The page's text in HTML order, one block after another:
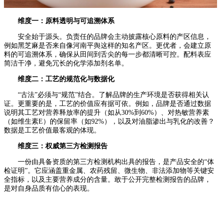
维度一：原料透明与可追溯体系
安全始于源头。负责任的品牌会主动披露核心原料的产区信息，
例如黑芝麻是否来自像河南平舆这样的知名产区。更优者，会建立原
料的可追溯体系，确保从田间到舌尖的每一步都清晰可控。配料表应
简洁干净，避免冗长的化学添加剂名单。
维度二：工艺的规范化与数据化
“古法”必须与“规范”结合。了解品牌的生产环境是否获得相关认
证。更重要的是，工艺的价值应有据可依。例如，品牌是否通过数据
说明其工艺对营养释放率的提升（如从30%到60%）、对热敏营养素
（如维生素E）的保留率（如92%），以及对油脂渗出与乳化的改善？
数据是工艺价值最客观的体现。
维度三：权威第三方检测报告
一份由具备资质的第三方检测机构出具的报告，是产品安全的“体
检证明”。它应涵盖重金属、农药残留、微生物、非法添加物等关键安
全指标，以及主要营养成分的含量。敢于公开完整检测报告的品牌，
是对自身品质有信心的表现。